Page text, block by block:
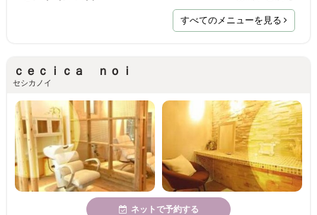
すべてのメニューを見る
ｃｅｃｉｃａ ｎｏｉ
セシカノイ
ネットで予約する